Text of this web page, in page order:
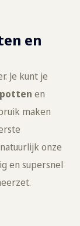
en
Je kunt je
en
maken
onze
en supersnel